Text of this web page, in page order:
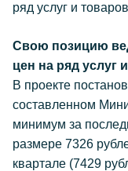
ряд услуг и товаров
Свою позицию
цен на ряд услуг
В проекте
составленном
минимум за
размере 7326
квартале (7429